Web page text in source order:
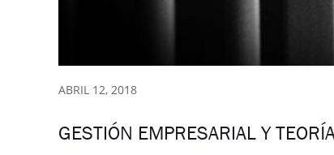
ABRIL 12, 2018
GESTIÓN EMPRESARIAL Y